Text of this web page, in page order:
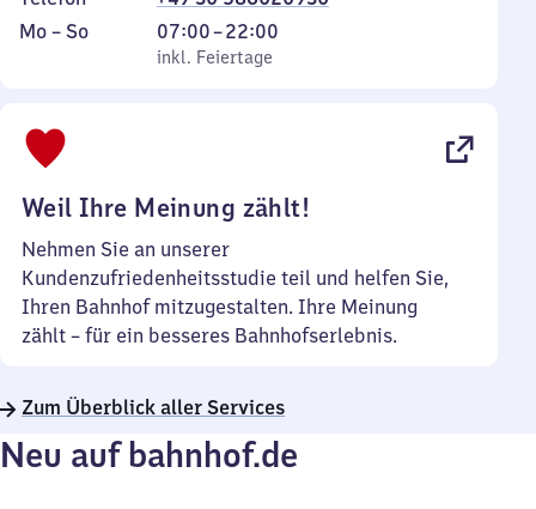
Montag
Mo – So,
inkl. Feiertage
07:00–22:00
Von
7
inkl. Feiertage
Weil Ihre Meinung zählt!
Nehmen Sie an unserer
Kundenzufriedenheitsstudie teil und helfen Sie,
Ihren Bahnhof mitzugestalten. Ihre Meinung
zählt – für ein besseres Bahnhofserlebnis.
Zum Überblick aller Services
Neu auf bahnhof.de